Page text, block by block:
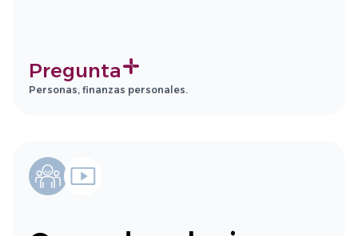
Pregunta
Personas, finanzas personales.